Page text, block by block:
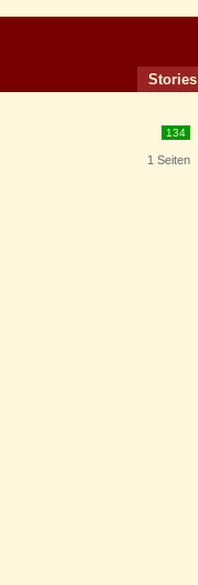
Stories
134
1 Seiten